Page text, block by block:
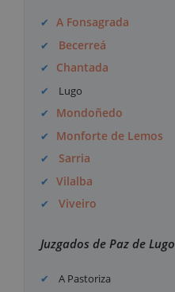
A Fonsagrada
Becerreá
Chantada
Lugo
Mondoñedo
Monforte de Lemos
Sarria
Vilalba
Viveiro
Juzgados de Paz de Lugo
A Pastoriza